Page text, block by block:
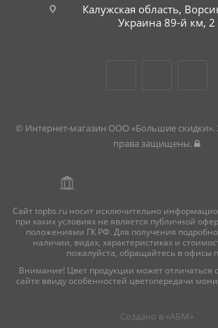
Калужская область,
Украина 89-й км, 2
© Интернет-магазин ООО «Большие скидки».
права защищены.
Сайт topbs.ru носит исключительно
при каких условиях не является публичной
положениями ГК РФ. Для получения
наличии, видах, характеристиках и
пожалуйста, обращайтесь в офисы
Внимание! Цвет продукции может отличаться
сайте ввиду особенностей цветопередачи
Создано в «АБМ»